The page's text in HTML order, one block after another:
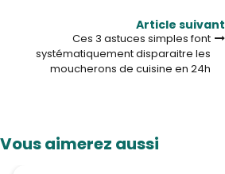
Article suivant
Ces 3 astuces simples font
systématiquement disparaitre les
moucherons de cuisine en 24h
Vous aimerez aussi